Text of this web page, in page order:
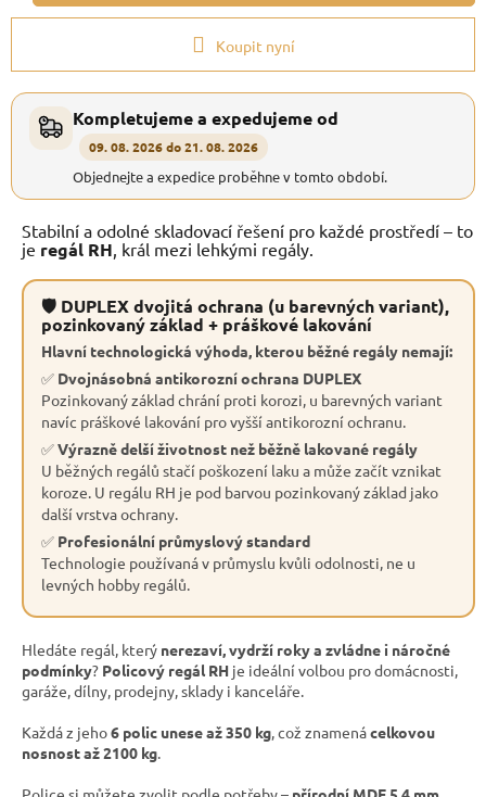
Koupit nyní
Kompletujeme a expedujeme od
09. 08. 2026 do 21. 08. 2026
Objednejte a expedice proběhne v tomto období.
Stabilní a odolné skladovací řešení pro každé prostředí – to
je regál RH , král mezi lehkými regály.
🛡 DUPLEX dvojitá ochrana (u barevných variant),
pozinkovaný základ + práškové lakování
Hlavní technologická výhoda, kterou běžné regály nemají:
✅ Dvojnásobná antikorozní ochrana DUPLEX
Pozinkovaný základ chrání proti korozi, u barevných variant
navíc práškové lakování pro vyšší antikorozní ochranu.
✅Výrazně delší životnost než běžně lakované regály
U běžných regálů stačí poškození laku a může začít vznikat
koroze. U regálu RH je pod barvou pozinkovaný základ jako
další vrstva ochrany.
✅ Profesionální průmyslový standard
Technologie používaná v průmyslu kvůli odolnosti, ne u
levných hobby regálů.
Hledáte regál, který nerezaví, vydrží roky a zvládne i náročné
podmínky? Policový regál RH je ideální volbou pro domácnosti,
garáže, dílny, prodejny, sklady i kanceláře.
Každá z jeho6 polic unese až 350 kg, což znamenácelkovou
nosnost až 2100 kg.